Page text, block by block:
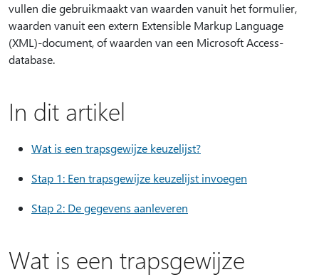
vullen die gebruikmaakt van waarden vanuit het formulier,
waarden vanuit een extern Extensible Markup Language
(XML)-document, of waarden van een Microsoft Access-
database.
In dit artikel
Wat is een trapsgewijze keuzelijst?
Stap 1: Een trapsgewijze keuzelijst invoegen
Stap 2: De gegevens aanleveren
Wat is een trapsgewijze